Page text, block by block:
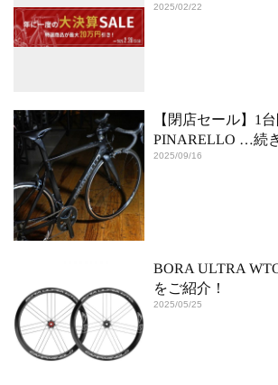
2025/02/22
【閉店セール】1
PINARELLO …続
2025/09/16
BORA ULTRA
をご紹介！
2025/05/25